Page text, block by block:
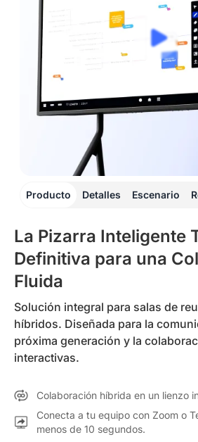
La Pizarra Inteligente
Definitiva para una
Fluida
Solución integral para salas de
híbridos. Diseñada para la
próxima generación y la
interactivas.
Colaboración híbrida en un lienzo
Conecta a tu equipo con Zoom o
menos de 10 segundos.
Producto Detalles Escenario